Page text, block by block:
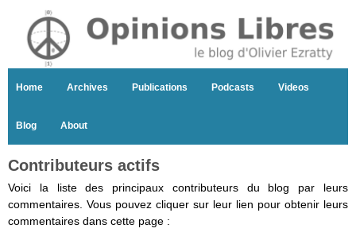
Home Archives Publications Podcasts Videos
Blog About
Contributeurs actifs
Voici la liste des principaux contributeurs du blog par leurs
commentaires. Vous pouvez cliquer sur leur lien pour obtenir leurs
commentaires dans cette page :